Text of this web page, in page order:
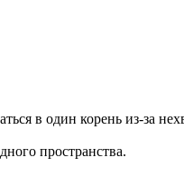
в один корень из-за
пространства.